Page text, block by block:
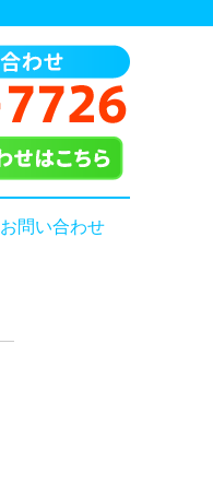
お問い合わせ